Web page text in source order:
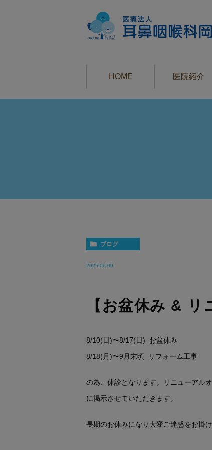
HOME 医院紹介
ブログ
2025.06.09
【お盆休み & リ
8/10(日)〜8/17(日) お盆休み
8/18(月)〜9月末頃 リフォーム工事
の為、休診となります。リニューアル
に掲示させていただきます。
長期のお休みになり大変ご迷惑をお掛